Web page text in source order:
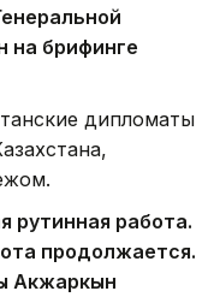
на брифинге
дипломаты
рутинная работа.
продолжается.
Акжаркын